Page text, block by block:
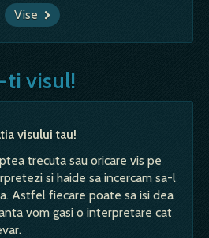
Vise
ti visul!
visului tau!
trecuta sau oricare vis pe
si haide sa incercam sa-l
Astfel fiecare poate sa isi dea
vom gasi o interpretare cat